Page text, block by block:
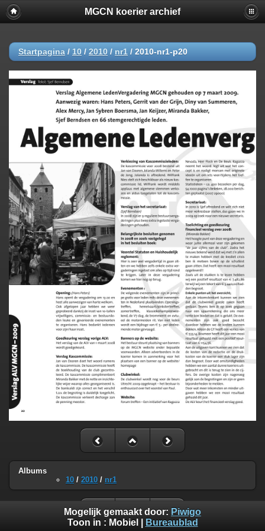
MGCN koerier archief
Startpagina / 10 / 2010 / nr1 / 2010-nr1-p20
Albums
10 / 2010 / nr1
Mogelijk gemaakt door: Piwigo
Toon in : Mobiel Bureaublad